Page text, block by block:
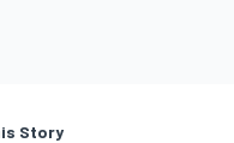
Story